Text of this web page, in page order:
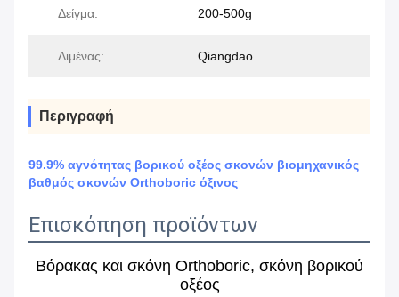
Δείγμα: 200-500g
Λιμένας: Qiangdao
Περιγραφή
99.9% αγνότητας βορικού οξέος σκονών βιομηχανικός
βαθμός σκονών Orthoboric όξινος
Επισκόπηση προϊόντων
Βόρακας και σκόνη Orthoboric, σκόνη βορικού
οξέος